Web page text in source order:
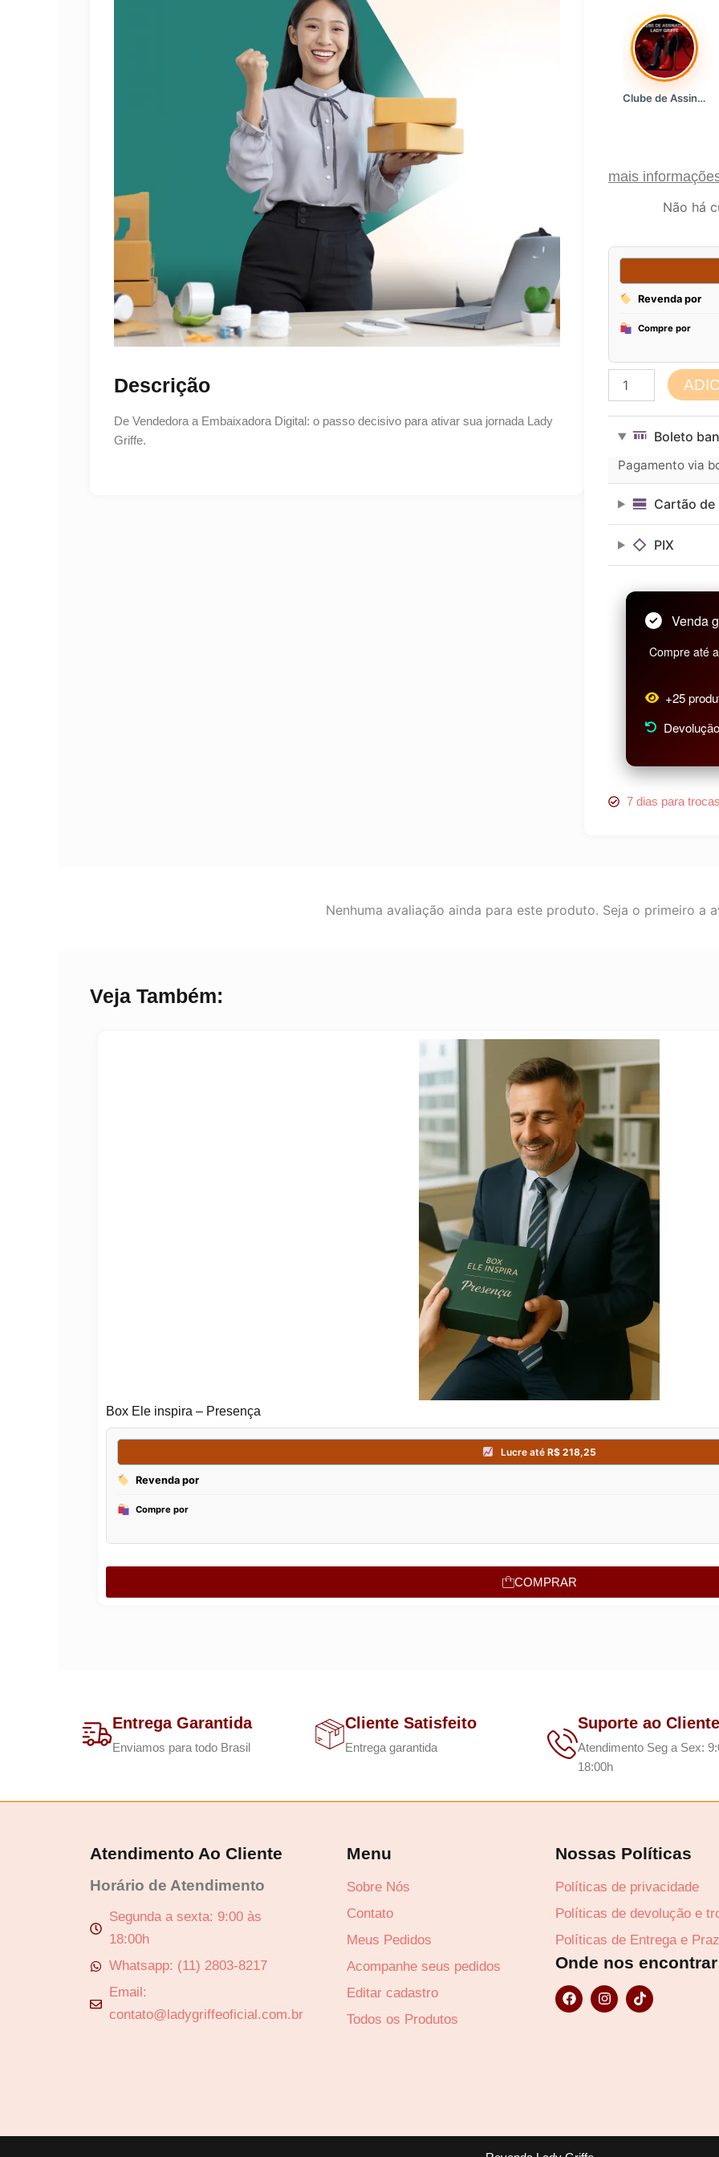
Descrição
De Vendedora a Embaixadora Digital: o passo decisivo para ativar sua jornada Lady
Griffe.
Clube de Assinatura Lady Griffe
mais
Não há
Chave
Curso
Prático
Digital
Boleto
Pagamento via
Cartão de
PIX
Venda
Compre até
+25
7 dias para
Nenhuma avaliação ainda para este produto. Seja o primeiro a
Veja Também:
Box Ele inspira – Presença
Lucre até
Compre por
COMPRAR
Entrega Garantida
Enviamos para todo Brasil
Cliente Satisfeito
Entrega garantida
Suporte ao Cliente
Atendimento Seg a Sex:
18:00h
Atendimento Ao Cliente
Horário de Atendimento
Segunda a sexta: 9:00 às
18:00h
Whatsapp: (11) 2803-8217
Email:
contato@ladygriffeoficial.com.br
Menu
Sobre Nós
Contato
Meus Pedidos
Acompanhe seus pedidos
Editar cadastro
Todos os Produtos
Nossas Políticas
Políticas de privacidade
Políticas de devolução e
Políticas de Entrega e
Onde nos
F
a
c
I
n
s
T
i
k